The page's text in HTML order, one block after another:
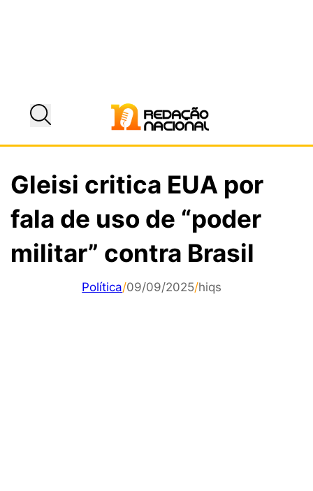
Gleisi critica EUA por
fala de uso de “poder
militar” contra Brasil
Política/09/09/2025/hiqs